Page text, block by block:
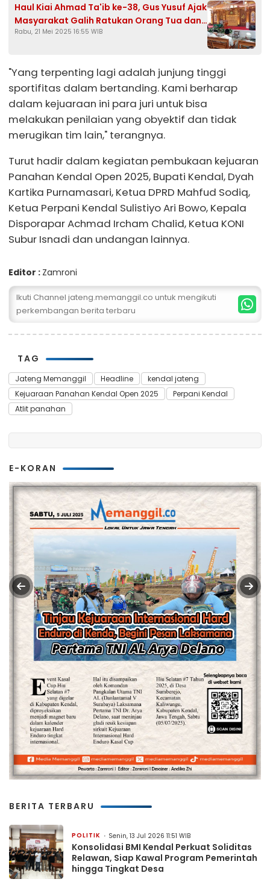
Haul Kiai Ahmad Ta'ib ke-38, Gus Yusuf Ajak
Masyarakat Galih Ratukan Orang Tua dan
Perbanyak Sedekah
Rabu, 21 Mei 2025 16:55 WIB
"Yang terpenting lagi adalah junjung tinggi
sportifitas dalam bertanding. Kami berharap
dalam kejuaraan ini para juri untuk bisa
melakukan penilaian yang obyektif dan tidak
merugikan tim lain," terangnya.
Turut hadir dalam kegiatan pembukaan kejuaran
Panahan Kendal Open 2025, Bupati Kendal, Dyah
Kartika Purnamasari, Ketua DPRD Mahfud Sodiq,
Ketua Perpani Kendal Sulistiyo Ari Bowo, Kepala
Disporapar Achmad Ircham Chalid, Ketua KONI
Subur Isnadi dan undangan lainnya.
Editor : Zamroni
Ikuti Channel jateng.memanggil.co untuk mengikuti
perkembangan berita terbaru
TAG
Jateng Memanggil Headline
kendal jateng
Kejuaraan Panahan Kendal Open 2025
Perpani Kendal
Atlit panahan
E-KORAN
BERITA TERBARU
POLITIK Senin, 13 Jul 2026 11:51 WIB
Konsolidasi BMI Kendal Perkuat Soliditas
Relawan, Siap Kawal Program Pemerintah
hingga Tingkat Desa